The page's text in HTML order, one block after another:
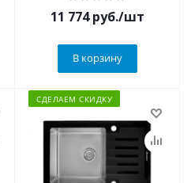
11 774руб./шт
В корзину
СДЕЛАЕМ СКИДКУ